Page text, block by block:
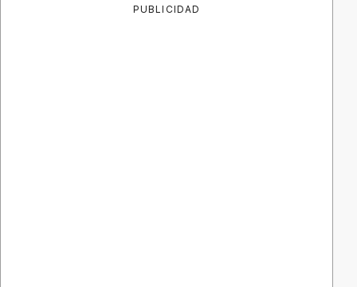
PUBLICIDAD